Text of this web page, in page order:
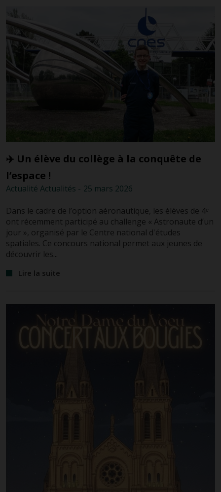
✈️ Un élève du collège à la conquête de
l’espace !
Actualité Actualités - 25 mars 2026
Dans le cadre de l’option aéronautique, les élèves de 4ᵉ
ont récemment participé au challenge « Astronaute d’un
jour », organisé par le Centre national d'études
spatiales. Ce concours national permet aux jeunes de
découvrir les...
Lire la suite